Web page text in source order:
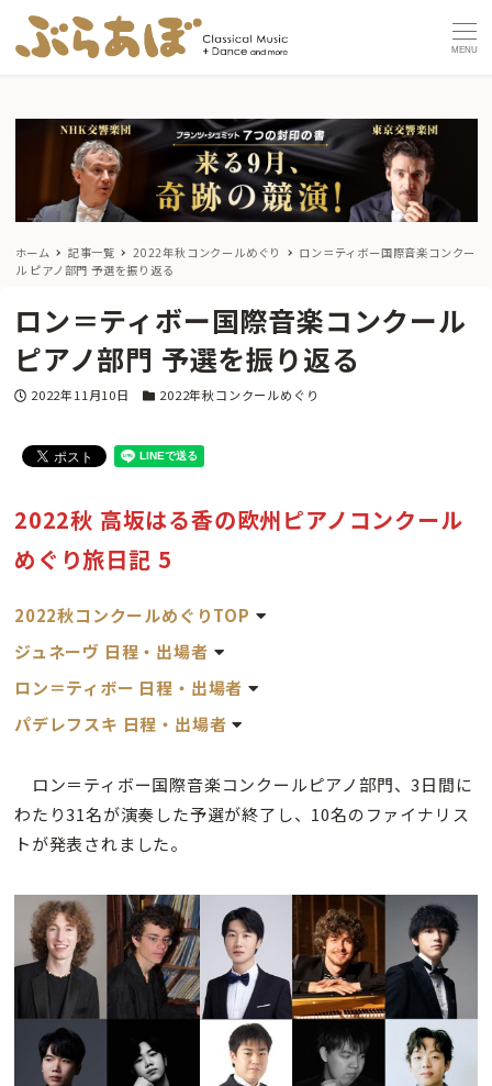
MENU
ホーム 記事一覧 2022年秋コンクールめぐり
ロン＝ティボー国際音楽コンクー
ル ピアノ部門 予選を振り返る
ロン＝ティボー国際音楽コンクール
ピアノ部門 予選を振り返る
投稿日
2022年11月10日 カテゴリー
2022年秋コンクールめぐり
2022秋 高坂はる香の欧州ピアノコンクール
めぐり旅日記 5
2022秋コンクールめぐりTOP
ジュネーヴ 日程・出場者
ロン＝ティボー 日程・出場者
パデレフスキ 日程・出場者
ロン＝ティボー国際音楽コンクールピアノ部門、3日間に
わたり31名が演奏した予選が終了し、10名のファイナリス
トが発表されました。